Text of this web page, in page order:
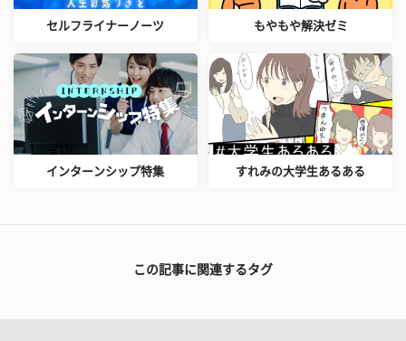
セルフライナーノーツ もやもや解決ゼミ
インターンシップ特集 すれみの大学生あるある
この記事に関連するタグ